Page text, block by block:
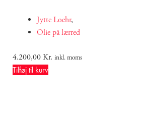
Jytte Loehr,
Olie på lærred
4.200,00Kr. inkl. moms
Tilføj til kurv